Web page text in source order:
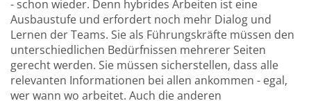
- schon wieder. Denn hybrides Arbeiten ist eine
Ausbaustufe und erfordert noch mehr Dialog und
Lernen der Teams. Sie als Führungskräfte müssen den
unterschiedlichen Bedürfnissen mehrerer Seiten
gerecht werden. Sie müssen sicherstellen, dass alle
relevanten Informationen bei allen ankommen - egal,
wer wann wo arbeitet. Auch die anderen